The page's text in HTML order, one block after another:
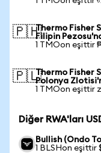
🇵🇭Thermo Fisher
Filipin
1 TMOon eşittir
🇵🇱Thermo Fisher
Polonya
1 TMOon eşittir
Diğer RWA'ları
Bullish (Ondo
1 BLSHon eşittir